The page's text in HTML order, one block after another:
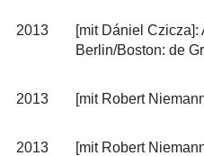
2013
[mit Dániel
Berlin/Boston: de
2013 [mit Robert
2013 [mit Robert